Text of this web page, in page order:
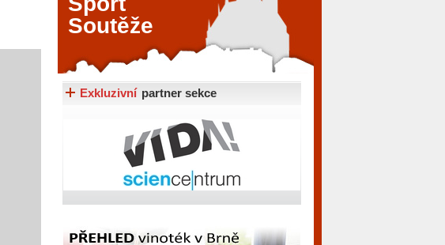
klasické
Soutěže
Exkluzivní partner sekce